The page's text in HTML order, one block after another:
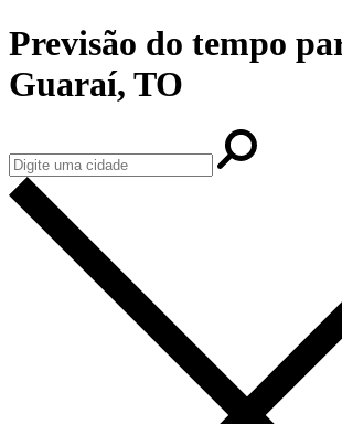
Previsão do tempo
Guaraí, TO